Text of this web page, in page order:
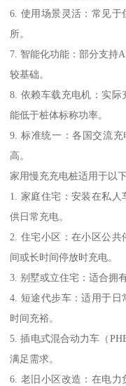
6. 使用场景灵活：常见
所。
7. 智能化功能：部分支持
较基础。
8. 依赖车载充电机：实
能低于桩体标称功率。
9. 标准统一：各国交流
高。
家用慢充充电桩适用于以
1. 家庭住宅：安装在私
供日常充电。
2. 住宅小区：在小区公
间或长时间停放时充电。
3. 别墅或立住宅：适合拥
4. 短途代步车：适用于
时间充裕。
5. 插电式混合动力车（
满足需求。
6. 老旧小区改造：在电